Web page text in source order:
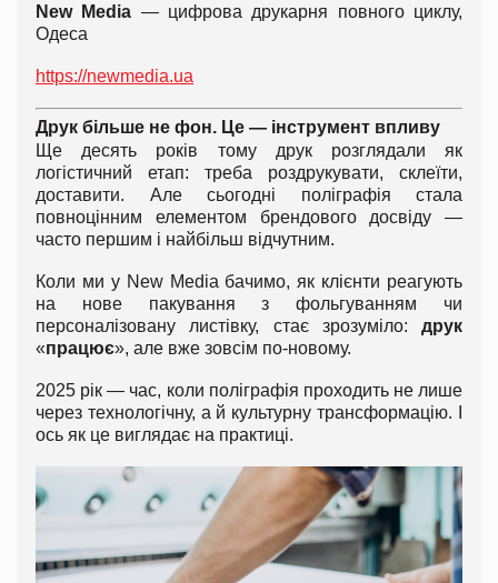
New Media — цифрова друкарня повного циклу,
Одеса
https://newmedia.ua
Друк більше не фон. Це — інструмент впливу
Ще десять років тому друк розглядали як
логістичний етап: треба роздрукувати, склеїти,
доставити. Але сьогодні поліграфія стала
повноцінним елементом брендового досвіду —
часто першим і найбільш відчутним.
Коли ми у New Media бачимо, як клієнти реагують
на нове пакування з фольгуванням чи
персоналізовану листівку, стає зрозуміло: друк
«працює», але вже зовсім по-новому.
2025 рік — час, коли поліграфія проходить не лише
через технологічну, а й культурну трансформацію. І
ось як це виглядає на практиці.